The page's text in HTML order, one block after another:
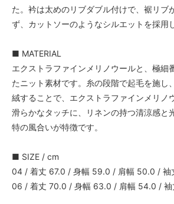
た。衿は太めのリブダブル付けで、裾リブ
ず、カットソーのようなシルエットを採用
■ MATERIAL
エクストラファインメリノウールと、極細
たニット素材です。糸の段階で起毛を施し
絨することで、エクストラファインメリノ
滑らかなタッチに、リネンの持つ清涼感と
特の風合いが特徴です。
■ SIZE / cm
04 / 着丈 67.0 / 身幅 59.0 / 肩幅 50.0 / 袖
06 / 着丈 70.0 / 身幅 63.0 / 肩幅 54.0 /